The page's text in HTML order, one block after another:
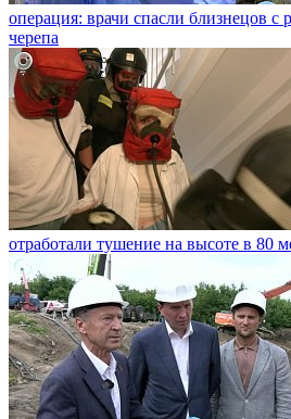
операция: врачи спасли близнецов с
черепа
отработали тушение на высоте в 80